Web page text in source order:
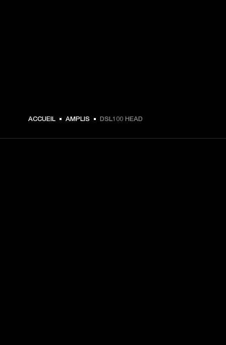
CHF 769,00 -
ACCUEIL AMPLIS DSL100 HEAD